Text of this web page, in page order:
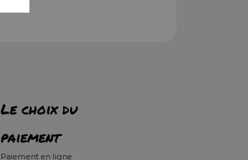
Le choix du
paiement
Paiement en ligne